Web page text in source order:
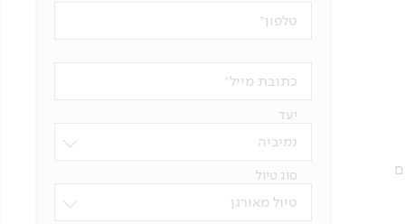
טלפון
כתובת מייל
יעד
נמיביה
סוג טיול
טיול מאורגן